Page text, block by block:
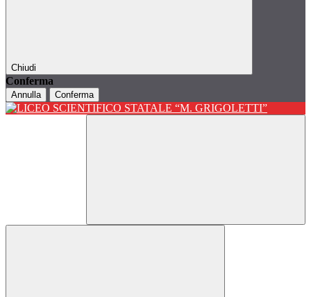
Chiudi
Conferma
Annulla Conferma